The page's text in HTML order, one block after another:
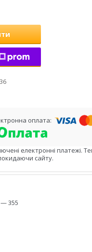
електронні платежі.
сайту.
355